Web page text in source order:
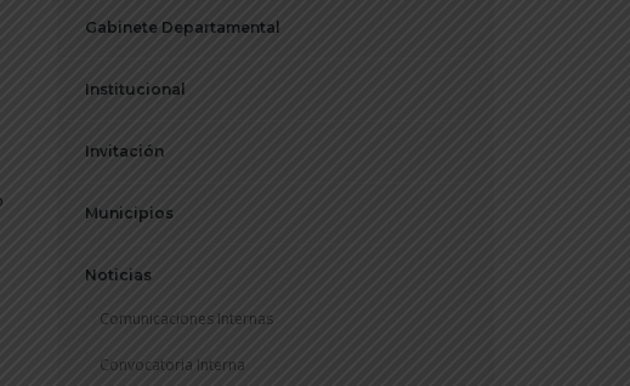
Gabinete Departamental
Institucional
Invitación
Municipios
Noticias
Comunicaciones Internas
Convocatoria Interna